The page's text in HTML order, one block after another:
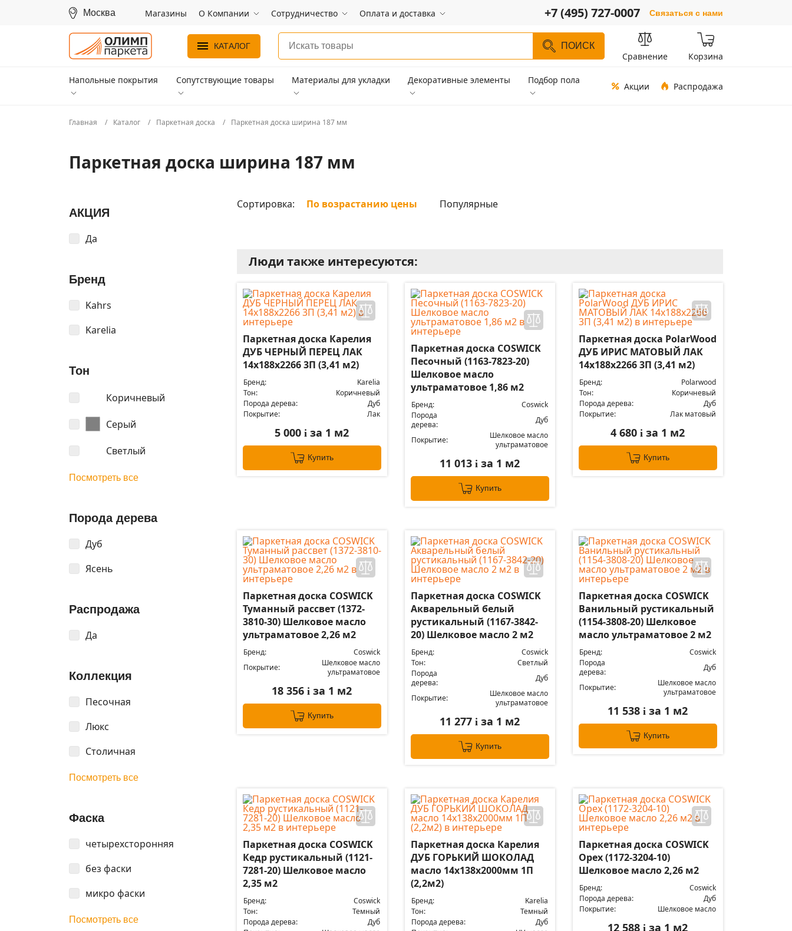
Москва Магазины О Компании Сотрудничество Оплата и доставка +7 (495) 727-0007 Связаться с нами
КАТАЛОГ ПОИСК
Сравнение Корзина
Напольные покрытия Сопутствующие товары Материалы для укладки Декоративные элементы Подбор пола
Акции Распродажа
Главная Каталог Паркетная доска Паркетная доска ширина 187 мм
Паркетная доска ширина 187 мм
АКЦИЯ
Да
Бренд
Kahrs
Karelia
Тон
Коричневый
Серый
Светлый
Посмотреть все
Порода дерева
Дуб
Ясень
Распродажа
Да
Коллекция
Песочная
Люкс
Столичная
Посмотреть все
Фаска
четырехсторонняя
без фаски
микро фаски
Посмотреть все
Сортировка: По возрастанию цены Популярные
Люди также интересуются:
Паркетная доска Карелия
ДУБ ЧЕРНЫЙ ПЕРЕЦ ЛАК
14x188x2266 3П (3,41 м2)
Бренд:
Karelia
Тон:
Коричневый
Порода дерева:
Дуб
Покрытие:
Лак
5 000i за 1 м2
Купить
Паркетная доска COSWICK
Песочный (1163-7823-20)
Шелковое масло
ультраматовое 1,86 м2
Бренд:
Coswick
Порода
дерева:
Дуб
Покрытие:
Шелковое масло
ультраматовое
11 013i за 1 м2
Купить
Паркетная доска PolarWood
ДУБ ИРИС МАТОВЫЙ ЛАК
14x188x2266 3П (3,41 м2)
Бренд:
Polarwood
Тон:
Коричневый
Порода дерева:
Дуб
Покрытие:
Лак матовый
4 680i за 1 м2
Купить
Паркетная доска COSWICK
Туманный рассвет (1372-
3810-30) Шелковое масло
ультраматовое 2,26 м2
Бренд:
Coswick
Покрытие:
Шелковое масло
ультраматовое
18 356i за 1 м2
Купить
Паркетная доска COSWICK
Акварельный белый
рустикальный (1167-3842-
20) Шелковое масло 2 м2
Бренд:
Coswick
Тон:
Светлый
Порода
дерева:
Дуб
Покрытие:
Шелковое масло
ультраматовое
11 277i за 1 м2
Купить
Паркетная доска COSWICK
Ванильный рустикальный
(1154-3808-20) Шелковое
масло ультраматовое 2 м2
Бренд:
Coswick
Порода
дерева:
Дуб
Покрытие:
Шелковое масло
ультраматовое
11 538i за 1 м2
Купить
Паркетная доска COSWICK
Кедр рустикальный (1121-
7281-20) Шелковое масло
2,35 м2
Бренд:
Coswick
Тон:
Темный
Порода дерева:
Дуб
Паркетная доска Карелия
ДУБ ГОРЬКИЙ ШОКОЛАД
масло 14x138x2000мм 1П
(2,2м2)
Бренд:
Karelia
Тон:
Темный
Порода дерева:
Дуб
Паркетная доска COSWICK
Орех (1172-3204-10)
Шелковое масло 2,26 м2
Бренд:
Coswick
Порода дерева:
Дуб
Покрытие:
Шелковое масло
12 588i за 1 м2